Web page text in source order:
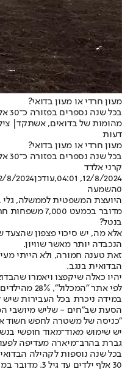
מעון חרדי או מעון בדואי?
בכל שנה נספרים בפזורה כ־30 אלף ילדים עד גיל 3 • מדובר במיליוני שקלים של סבסוד • מדוע ההורים שלהם זכאים לסיוע במעונות היום - ומקביליהם החרדים לא?
מהומות של בדואים, אשתקד|
דעות
מעון חרדי או מעון בדואי?
בכל שנה נספרים בפזורה כ־30 אלף ילדים עד גיל 3 • מדובר במיליוני שקלים של סבסוד • מדוע ההורים שלהם זכאים לסיוע במעונות היום - ומקביליהם החרדים לא?
קרני אלדד
12/8/2024, 04:01
,עודכן8/2024, 04:01
0השמעה
היועצת המשפטית לממשלה, גלי
מדובר
בנטל?
אלא מה, יש סיכוי פצפון
הנכבדה יותר מאשר שוויון.
זאת טענה חמורה, ולא הייתי
הבדואית בנגב.
יהיו כאלה שיקפצו ויאמרו
לפי אתר "המכלול", 28% מהילדים הבדואים חיים במשפחות פוליגמיות, שזו כידוע עבירה על החוק. כמו כן,
במידה ניכרת בכל העבירות שיש
הסעת שב"חים - שליש מיושבי
"כניסה של משטרה לחפש חשוד
יש שימוש מאוד־מאוד חופשי
גברת בהרב־מיארה מעדיפה
30 אלף ילדים עד גיל 3. מדובר במיליוני שקלים בסבסוד ילדי הפזורה בכל שנה, ובמיליארדים להקמת כיתות מעון חדשות.